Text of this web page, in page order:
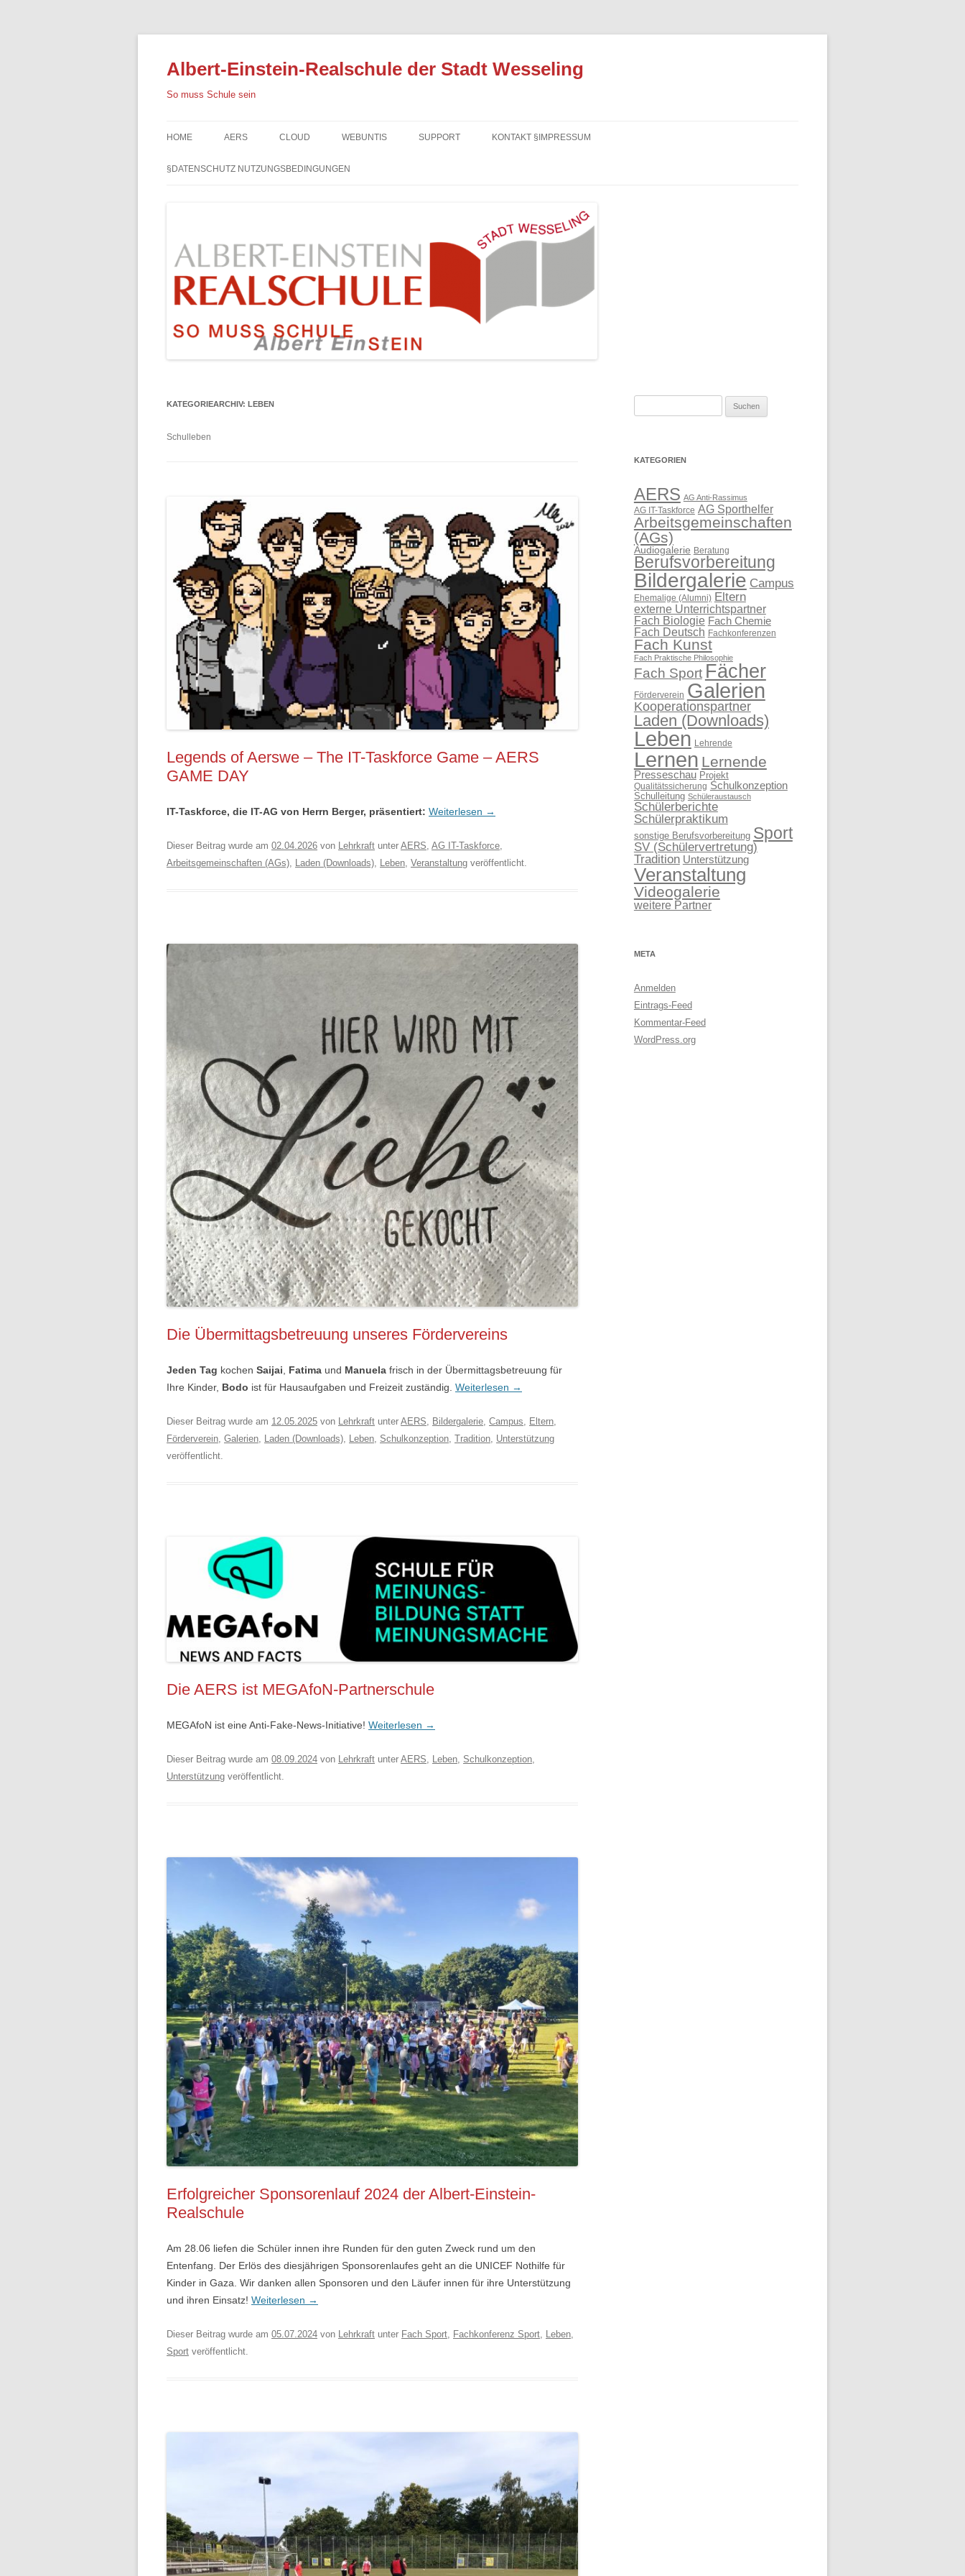
Albert-Einstein-Realschule der Stadt Wesseling
So muss Schule sein
Inhalt
HOME AERS CLOUD WEBUNTIS SUPPORT KONTAKT §IMPRESSUM
§DATENSCHUTZ NUTZUNGSBEDINGUNGEN
KATEGORIEARCHIV: LEBEN
Schulleben
Legends of Aerswe – The IT-Taskforce Game – AERS
GAME DAY
IT-Taskforce, die IT-AG von Herrn Berger, präsentiert: Weiterlesen →
Dieser Beitrag wurde am 02.04.2026 von Lehrkraft unter AERS, AG IT-Taskforce,
Arbeitsgemeinschaften (AGs), Laden (Downloads), Leben, Veranstaltung veröffentlicht.
Die Übermittagsbetreuung unseres Fördervereins
Jeden Tag kochen Saijai Fatima und Manuela frisch in der Übermittagsbetreuung für
Ihre Kinder, Bodo ist für Hausaufgaben und Freizeit zuständig. Weiterlesen →
Dieser Beitrag wurde am 12.05.2025 von Lehrkraft unter AERS, Bildergalerie, Campus, Eltern,
Förderverein, Galerien, Laden (Downloads), Leben, Schulkonzeption, Tradition, Unterstützung
veröffentlicht.
Die AERS ist MEGAfoN-Partnerschule
MEGAfoN ist eine Anti-Fake-News-Initiative! Weiterlesen →
Dieser Beitrag wurde am 08.09.2024 von Lehrkraft unter AERS, Leben, Schulkonzeption,
Unterstützung veröffentlicht.
Erfolgreicher Sponsorenlauf 2024 der Albert-Einstein-
Realschule
Am 28.06 liefen die Schüler innen ihre Runden für den guten Zweck rund um den
Entenfang. Der Erlös des diesjährigen Sponsorenlaufes geht an die UNICEF Nothilfe für
Kinder in Gaza. Wir danken allen Sponsoren und den Läufer innen für ihre Unterstützung
und ihren Einsatz! Weiterlesen →
Dieser Beitrag wurde am 05.07.2024 von Lehrkraft unter Fach Sport, Fachkonferenz Sport, Leben,
Sport veröffentlicht.
KATEGORIEN
AERS AG Anti-Rassimus
AG IT-Taskforce AG Sporthelfer
Arbeitsgemeinschaften
(AGs)
Audiogalerie Beratung
Berufsvorbereitung
Bildergalerie Campus
Ehemalige (Alumni) Eltern
externe Unterrichtspartner
Fach Biologie Fach Chemie
Fach Deutsch Fachkonferenzen
Fach Kunst
Fach Praktische Philosophie
Fach Sport Fächer
Förderverein Galerien
Kooperationspartner
Laden (Downloads)
Leben Lehrende
Lernen Lernende
Presseschau Projekt
Qualitätssicherung Schulkonzeption
Schulleitung Schüleraustausch
Schülerberichte
Schülerpraktikum
sonstige Berufsvorbereitung Sport
SV (Schülervertretung)
Tradition Unterstützung
Veranstaltung
Videogalerie
weitere Partner
META
Anmelden
Eintrags-Feed
Kommentar-Feed
WordPress.org